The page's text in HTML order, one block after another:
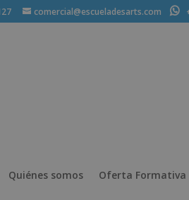
comercial@escueladesarts.com
Quiénes somos Oferta Formativa